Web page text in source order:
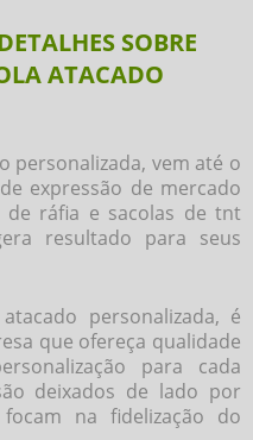
SOBRE
ATACADO
personalizada, vem até o
expressão de mercado
de ráfia e sacolas de tnt
resultado para seus
personalizada, é
que ofereça qualidade
para cada
deixados de lado por
na fidelização do